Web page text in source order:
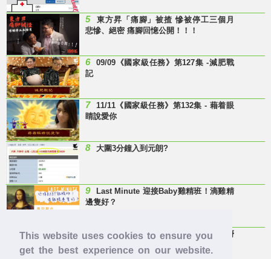
This website uses cookies to ensure you
get the best experience on our website.
5
東方昇「痛腳」被揸 慘被停工三個月
悲慘、絕密 痛腳回憶公開！！！
6
09/09《國家級任務》第127集 -減肥戰
記
7
11/11《國家級任務》第132集 - 藉着眼
睛說愛你
8 大圍3分鐘入到元朗?
9
Last Minute 迎接Baby雞精班！滴雞精
邊隻好？
10
【童年回憶】 有冇人記得呢兩隻嘢